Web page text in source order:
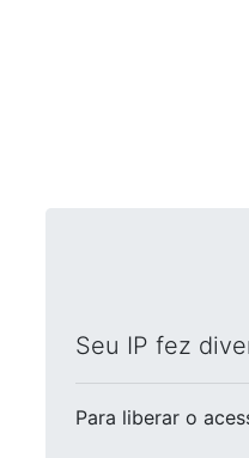
Seu IP fez
Para liberar o